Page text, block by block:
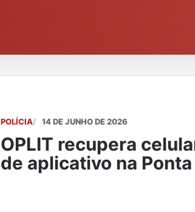
POLÍCIA 14 DE JUNHO DE 2026
OPLIT recupera
de aplicativo na